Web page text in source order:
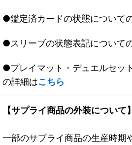
●鑑定済カードの状態について
●スリーブの状態表記について
●プレイマット・デュエルセッ
の詳細はこちら
【サプライ商品の外装について】
一部のサプライ商品の生産時期